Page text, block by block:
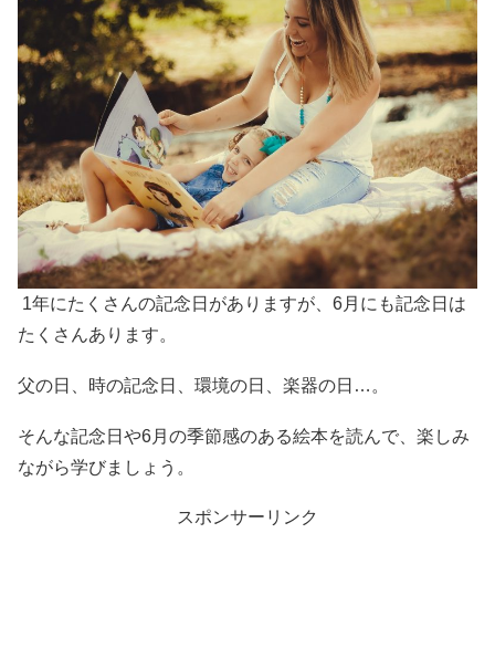
1年にたくさんの記念日がありますが、6月にも記念日は
たくさんあります。
父の日、時の記念日、環境の日、楽器の日…。
そんな記念日や6月の季節感のある絵本を読んで、楽しみ
ながら学びましょう。
スポンサーリンク